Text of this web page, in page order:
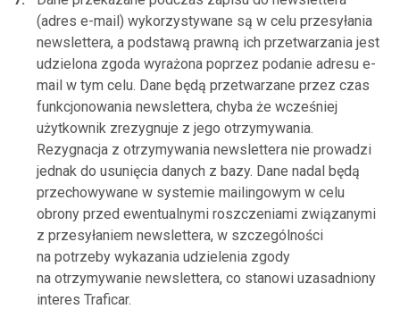
(adres e-mail) wykorzystywane są w celu przesyłania
newslettera, a podstawą prawną ich przetwarzania jest
udzielona zgoda wyrażona poprzez podanie adresu e-
mail w tym celu. Dane będą przetwarzane przez czas
funkcjonowania newslettera, chyba że wcześniej
użytkownik zrezygnuje z jego otrzymywania.
Rezygnacja z otrzymywania newslettera nie prowadzi
jednak do usunięcia danych z bazy. Dane nadal będą
przechowywane w systemie mailingowym w celu
obrony przed ewentualnymi roszczeniami związanymi
z przesyłaniem newslettera, w szczególności
na potrzeby wykazania udzielenia zgody
na otrzymywanie newslettera, co stanowi uzasadniony
interes Traficar.